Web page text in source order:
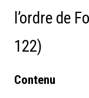
l’ordre de
122)
Contenu